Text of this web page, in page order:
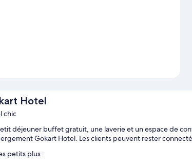
Hotel
chic
déjeuner buffet gratuit, une laverie et un espace de
Gokart Hotel. Les clients peuvent rester
petits plus :